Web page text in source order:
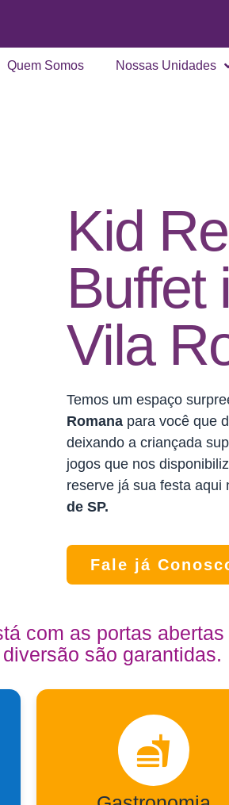
Quem Somos Nossas Unidades
Kid
Buffet
Vila
Temos um espaço
Romana para você que
deixando a criançada
jogos que nos
reserve já sua festa aqui
de SP.
Fale já
com as portas
são garantidas.